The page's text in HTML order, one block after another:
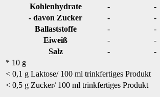
Kohlenhydrate
-
-
- davon Zucker
-
-
Ballaststoffe
-
-
Eiweiß
-
-
Salz
-
-
* 10 g
< 0,1 g Laktose/ 100 ml trinkfertiges Produkt
< 0,5 g Zucker/ 100 ml trinkfertiges Produkt